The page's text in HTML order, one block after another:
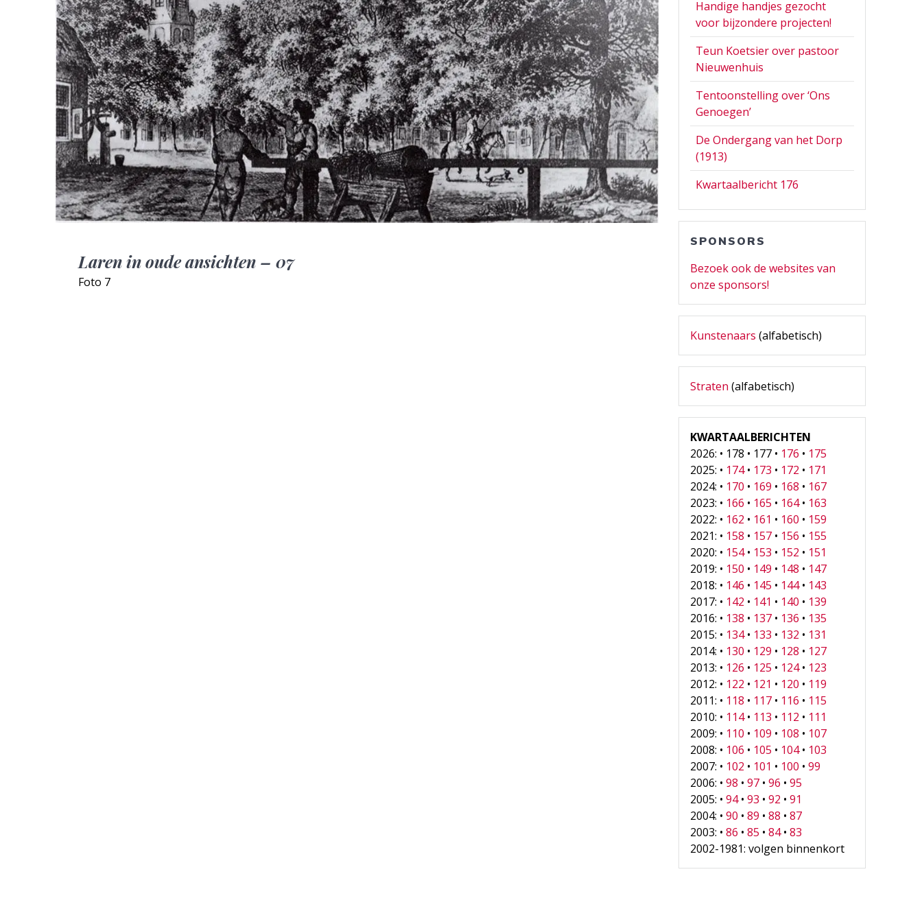
Laren in oude ansichten – 07
Foto 7
Handige handjes gezocht
voor bijzondere projecten!
Teun Koetsier over pastoor
Nieuwenhuis
Tentoonstelling over ‘Ons
Genoegen’
De Ondergang van het Dorp
(1913)
Kwartaalbericht 176
SPONSORS
Bezoek ook de websites van
onze sponsors!
Kunstenaars (alfabetisch)
Straten (alfabetisch)
KWARTAALBERICHTEN
2026: • 178 • 177 • 176 • 175
2025: • 174• 173 • 172 • 171
2024: • 170 • 169 • 168 • 167
2023: • 166 • 165 • 164• 163
2022: • 162 • 161 • 160 • 159
2021: • 158 • 157 • 156 • 155
2020: • 154• 153 • 152 • 151
2019: • 150 • 149 • 148 • 147
2018: • 146 • 145 • 144• 143
2017: • 142 • 141 • 140 • 139
2016: • 138 • 137 • 136 • 135
2015: • 134• 133 • 132 • 131
2014: • 130 • 129 • 128 • 127
2013: • 126 • 125 • 124• 123
2012: • 122 • 121 • 120 • 119
2011: • 118 • 117 • 116 • 115
2010: • 114• 113 • 112 • 111
2009: • 110 • 109 • 108 • 107
2008: • 106 • 105 • 104• 103
2007: • 102 • 101 • 100 •99
2006: •98 •97 •96 •95
2005: •94•93 •92 •91
2004: •90 •89 •88 •87
2003: •86 •85 •84•83
2002-1981: volgen binnenkort